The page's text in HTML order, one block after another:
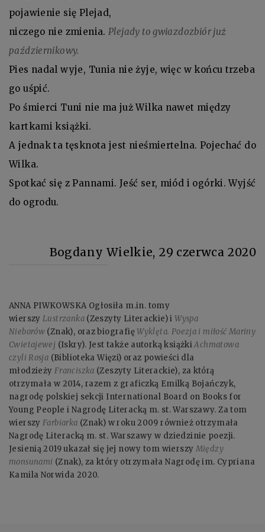
pojawienie się Plejad,
niczego nie zmienia.Plejady to gwiazdozbiór już
październikowy.
Pies nadal wyje, Tunia nie żyje, więc w końcu trzeba
go uśpić.
Po śmierci Tuni nie ma już Wilka nawet między
kartkami książki.
A jednak ta tęsknota jest nieśmiertelna. Pojechać do
Wilka.
Spotkać się z Pannami. Jeść ser, miód i ogórki. Wyjść
do ogrodu.
Bogdany Wielkie, 29 czerwca 2020
ANNA PIWKOWSKA Ogłosiła m.in. tomy
wierszyLustrzanka(Zeszyty Literackie) i Wyspa
Nieborów (Znak), oraz biografię Wyklęta. Poezja i miłość Mariny
Cwietajewej (Iskry). Jest także autorką książkiAchmatowa
czyli Rosja (Biblioteka Więzi) oraz powieści dla
młodzieży Franciszka (Zeszyty Literackie), za którą
otrzymała w 2014, razem z graficzką Emilką Bojańczyk,
nagrodę polskiej sekcji International Board on Books for
Young People i Nagrodę Literacką m. st. Warszawy. Za tom
wierszyFarbiarka (Znak) w roku 2009 również otrzymała
Nagrodę Literacką m. st. Warszawy w dziedzinie poezji.
Jesienią 2019 ukazał się jej nowy tom wierszy Między
monsunami (Znak), za który otrzymała Nagrodę im. Cypriana
Kamila Norwida 2020.